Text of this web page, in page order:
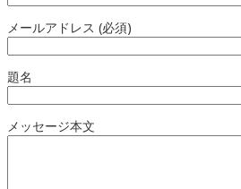
メールアドレス (必須)
題名
メッセージ本文